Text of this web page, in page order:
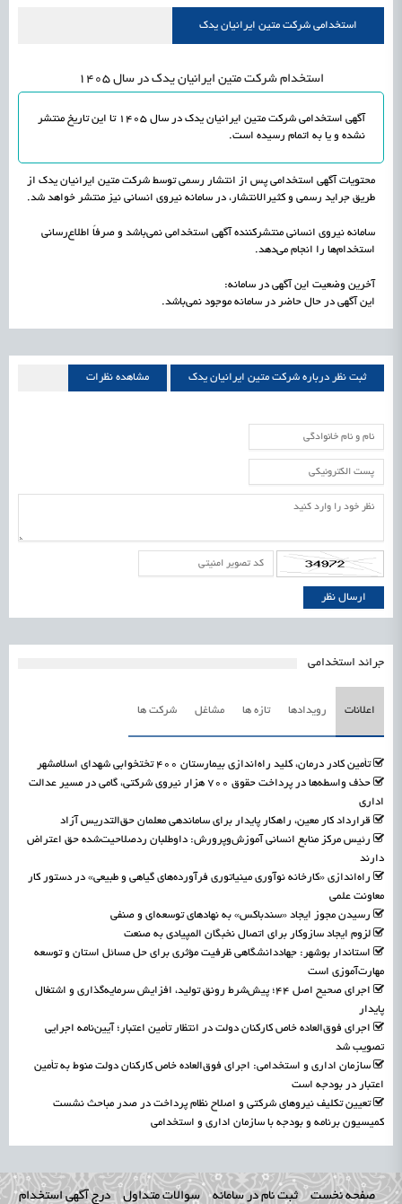
اشتغال و کارآفرینی رسیدن مجوز ایجاد «سندباکس» به نهادهای توسعه‌ای و صنفیاستخدامی شرکت متین ایرانیان یدک
استخدام شرکت متین ایرانیان یدک در سال 1405
آگهی استخدامی شرکت متین ایرانیان یدک در سال 1405 تا این تاریخ منتشر
نشده و یا به اتمام رسیده است.
محتویات آگهی استخدامی پس از انتشار رسمی توسط شرکت متین ایرانیان یدک از
طریق جراید رسمی و کثیرالانتشار، در سامانه نیروی انسانی نیز منتشر خواهد شد.
سامانه نیروی انسانی منتشرکننده آگهی استخدامی نمی‌باشد و صرفاً اطلاع‌رسانی
استخدام‌ها را انجام می‌دهد.
آخرین وضعیت این آگهی در سامانه:
این آگهی در حال حاضر در سامانه موجود نمی‌باشد.
ثبت نظر درباره شرکت متین ایرانیان یدک مشاهده نظرات
شرکت متین ایرانیان یدک
جرائد استخدامی
اعلانات رویدادها تازه ها مشاغل شرکت ها
تأمین کادر درمان، کلید راه‌اندازی بیمارستان ۴۰۰ تختخوابی شهدای اسلامشهر
حذف واسطه‌ها در پرداخت حقوق ۷۰۰ هزار نیروی شرکتی، گامی در مسیر عدالت
اداری
قرارداد کار معین، راهکار پایدار برای ساماندهی معلمان حق‌التدریس آزاد
رئیس مرکز منابع انسانی آموزش‌وپرورش: داوطلبان ردصلاحیت‌شده حق اعتراض
دارند
راه‌اندازی «کارخانه نوآوری مینیاتوری فرآورده‌های گیاهی و طبیعی» در دستور کار
معاونت علمی
رسیدن مجوز ایجاد «سندباکس» به نهادهای توسعه‌ای و صنفی
لزوم ایجاد سازوکار برای اتصال نخبگان المپیادی به صنعت
استاندار بوشهر: جهاددانشگاهی ظرفیت مؤثری برای حل مسائل استان و توسعه
مهارت‌آموزی است
اجرای صحیح اصل ۴۴؛ پیش‌شرط رونق تولید، افزایش سرمایه‌گذاری و اشتغال
پایدار
اجرای فوق‌العاده خاص کارکنان دولت در انتظار تأمین اعتبار؛ آیین‌نامه اجرایی
تصویب شد
سازمان اداری و استخدامی: اجرای فوق‌العاده خاص کارکنان دولت منوط به تأمین
اعتبار در بودجه است
تعیین تکلیف نیروهای شرکتی و اصلاح نظام پرداخت در صدر مباحث نشست
کمیسیون برنامه و بودجه با سازمان اداری و استخدامی
صفحه نخست ثبت نام در سامانه سوالات متداول
درج آگهی استخدام